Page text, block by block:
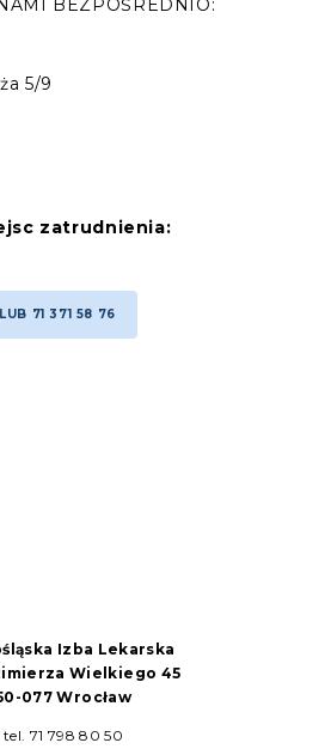
BEZPOŚREDNIO:
5/9
zatrudnienia:
71 371 58 76
Izba Lekarska
Wielkiego 45
077 Wrocław
tel. 71 798 80 50